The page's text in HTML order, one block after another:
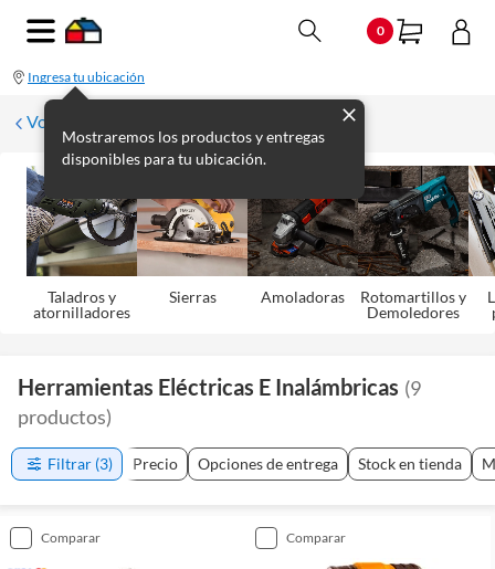
0
Ingresa tu ubicación
Mostraremos los productos y entregas
disponibles para tu ubicación.
Volver
Taladros y
atornilladores
Sierras Amoladoras
Rotomartillos y
Demoledores
Herramientas Eléctricas E Inalámbricas (9
productos)
Filtrar (3) Precio Opciones de entrega Stock en tienda
comparar comparar